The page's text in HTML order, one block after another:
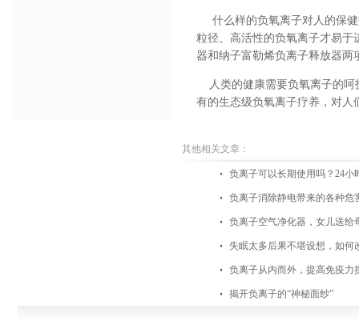
什么样的负氧离子对人的保健
粒径、高活性的负氧离子才易于
器和纳子富勒烯负离子释放器两
人类的健康需要负氧离子的呵
有的生态级负氧离子疗养，对人
其他相关文章：
负离子可以长期使用吗？24小
负离子消除静电带来的各种危
负离子空气净化器，女儿送给
失眠太多后果不堪设想，如何
负离子从内而外，提高免疫力
揭开负离子的“神秘面纱”